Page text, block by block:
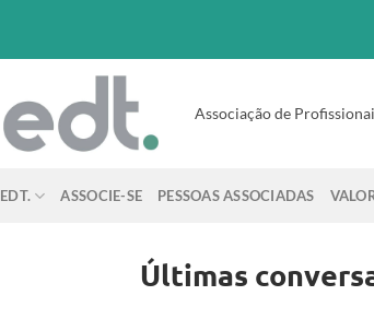
Associação de
EDT. ASSOCIE-SE PESSOAS ASSOCIADAS
Últimas